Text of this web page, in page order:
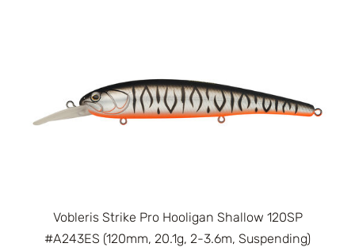
Vobleris Strike Pro Hooligan Shallow 120SP
#A243ES (120mm, 20.1g, 2-3.6m, Suspending)